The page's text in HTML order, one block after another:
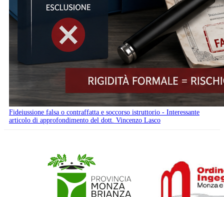
Fideiussione falsa o contraffatta e soccorso istruttorio - Interessante
articolo di approfondimento del dott. Vincenzo Lasco